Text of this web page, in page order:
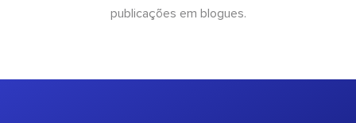
publicações em blogues.